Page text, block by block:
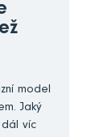
model
Jaký
dál víc